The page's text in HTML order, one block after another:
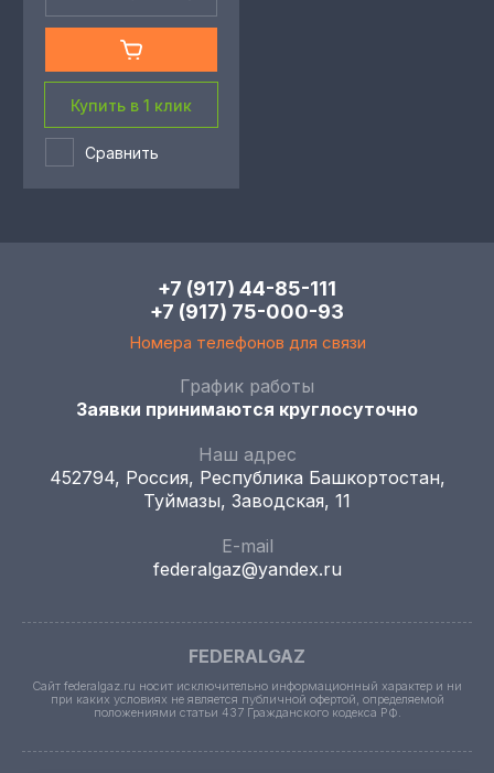
Купить в 1 клик
Сравнить
+7 (917) 44-85-111
+7 (917) 75-000-93
Номера телефонов для связи
График работы
Заявки принимаются круглосуточно
Наш адрес
452794, Россия, Республика Башкортостан,
Туймазы, Заводская, 11
E-mail
federalgaz@yandex.ru
FEDERALGAZ
Сайт federalgaz.ru носит исключительно информационный характер и ни
при каких условиях не является публичной офертой, определяемой
положениями статьи 437 Гражданского кодекса РФ.